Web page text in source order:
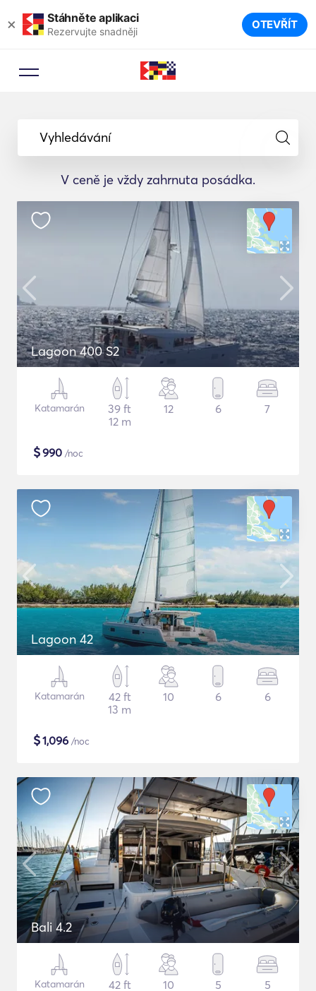
× Stáhněte aplikaci
Rezervujte snadněji OTEVŘÍT
Vyhledávání
V ceně je vždy zahrnuta posádka.
Lagoon 400 S2
Katamarán
39 ft
12 m
12 6 7
$990 /noc
Lagoon 42
Katamarán
42 ft
13 m
10 6 6
$1,096 /noc
Bali 4.2
Katamarán
42 ft
10 5 5